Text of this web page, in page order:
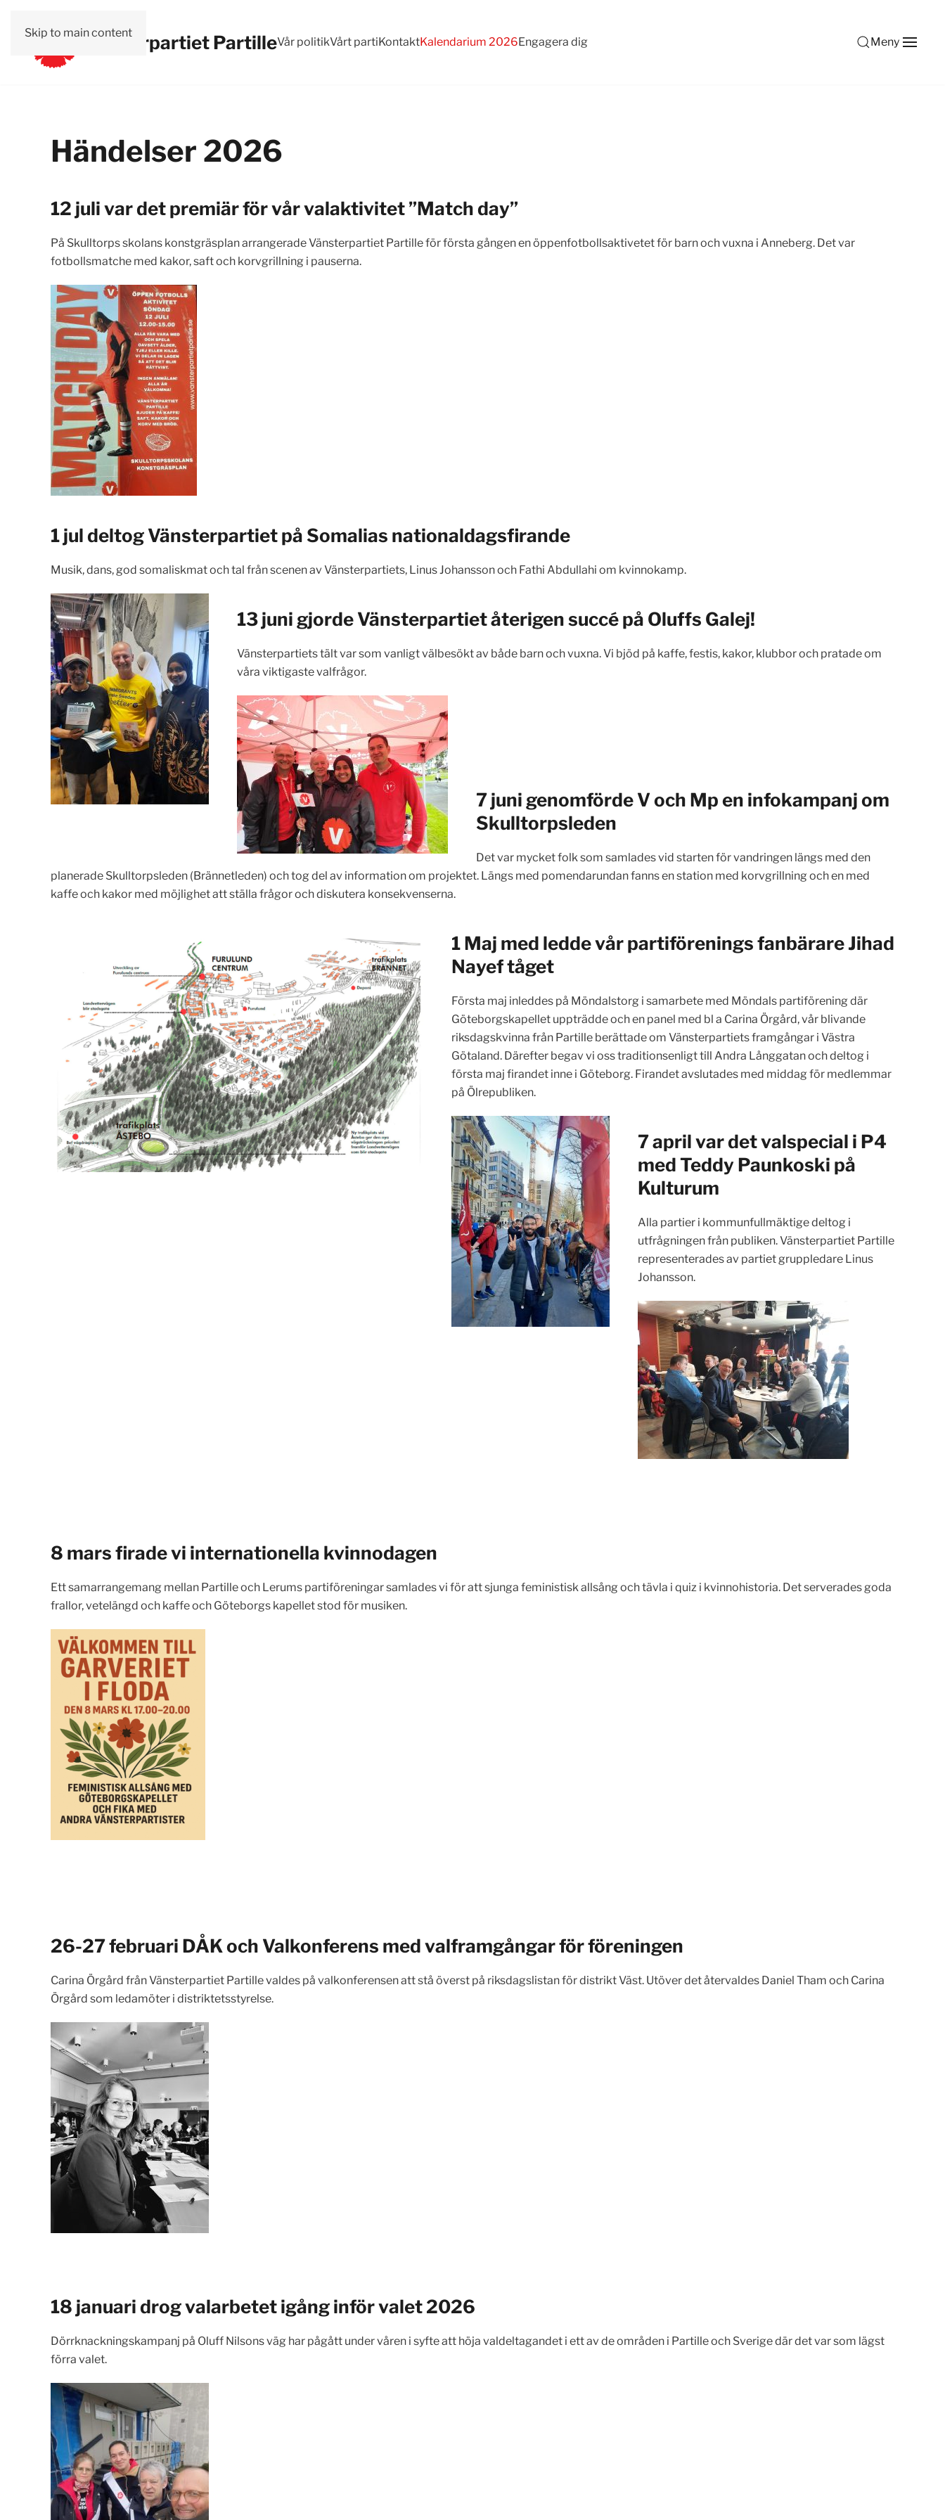
Skip to main contentVänsterpartiet PartilleVår politikVårt partiKontaktKalendarium 2026Engagera dig Meny
Händelser 2026
12 juli var det premiär för vår valaktivitet ”Match day”
På Skulltorps skolans konstgräsplan arrangerade Vänsterpartiet Partille för första gången en öppenfotbollsaktivetet för barn och vuxna i Anneberg. Det var
fotbollsmatche med kakor, saft och korvgrillning i pauserna.
1 jul deltog Vänsterpartiet på Somalias nationaldagsfirande
Musik, dans, god somaliskmat och tal från scenen av Vänsterpartiets, Linus Johansson och Fathi Abdullahi om kvinnokamp.
13 juni gjorde Vänsterpartiet återigen succé på Oluffs Galej!
Vänsterpartiets tält var som vanligt välbesökt av både barn och vuxna. Vi bjöd på kaffe, festis, kakor, klubbor och pratade om
våra viktigaste valfrågor.
7 juni genomförde V och Mp en infokampanj om
Skulltorpsleden
Det var mycket folk som samlades vid starten för vandringen längs med den
planerade Skulltorpsleden (Brännetleden) och tog del av information om projektet. Längs med pomendarundan fanns en station med korvgrillning och en med
kaffe och kakor med möjlighet att ställa frågor och diskutera konsekvenserna.
1 Maj med ledde vår partiförenings fanbärare Jihad
Nayef tåget
Första maj inleddes på Möndalstorg i samarbete med Möndals partiförening där
Göteborgskapellet uppträdde och en panel med bl a Carina Örgård, vår blivande
riksdagskvinna från Partille berättade om Vänsterpartiets framgångar i Västra
Götaland. Därefter begav vi oss traditionsenligt till Andra Långgatan och deltog i
första maj firandet inne i Göteborg. Firandet avslutades med middag för medlemmar
på Ölrepubliken.
7 april var det valspecial i P4
med Teddy Paunkoski på
Kulturum
Alla partier i kommunfullmäktige deltog i
utfrågningen från publiken. Vänsterpartiet Partille
representerades av partiet gruppledare Linus
Johansson.
8 mars firade vi internationella kvinnodagen
Ett samarrangemang mellan Partille och Lerums partiföreningar samlades vi för att sjunga feministisk allsång och tävla i quiz i kvinnohistoria. Det serverades goda
frallor, vetelängd och kaffe och Göteborgs kapellet stod för musiken.
26-27 februari DÅK och Valkonferens med valframgångar för föreningen
Carina Örgård från Vänsterpartiet Partille valdes på valkonferensen att stå överst på riksdagslistan för distrikt Väst. Utöver det återvaldes Daniel Tham och Carina
Örgård som ledamöter i distriktetsstyrelse.
18 januari drog valarbetet igång inför valet 2026
Dörrknackningskampanj på Oluff Nilsons väg har pågått under våren i syfte att höja valdeltagandet i ett av de områden i Partille och Sverige där det var som lägst
förra valet.